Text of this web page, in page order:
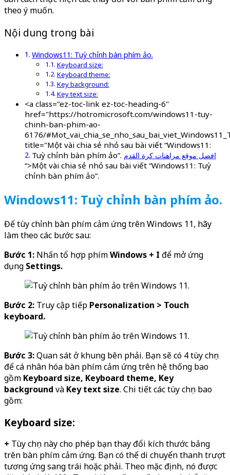
theo ý muốn.
Nội dung trong bài
Windows11: Tuỳ chỉnh bàn phím ảo.
Keyboard size:
Keyboard theme:
Key background:
Key text size:
<a class="ez-toc-link ez-toc-heading-6"
href="https://hotromicrosoft.com/windows11-tuy-
chinh-ban-phim-ao-
6176/
title="Một vài chia sẻ nhỏ sau bài viết “Windows11:
Tuỳ chỉnh bàn phím ảo”. افضل موقع مراهنات كرة القدم
“>Một vài chia sẻ nhỏ sau bài viết “Windows11: Tuỳ
chỉnh bàn phím ảo”.
Windows11: Tuỳ chỉnh bàn phím ảo.
Để tùy chỉnh bàn phím cảm ứng trên Windows 11, hãy
làm theo các bước sau:
Bước 1: Nhấn tổ hợp phímWindows + I để mở ứng
dụng Settings.
Bước 2: Truy cập tiếp Personalization > Touch
keyboard.
Bước 3:Quan sát ở khung bên phải. Bạn sẽ có 4 tùy chọn
để cá nhân hóa bàn phím cảm ứng trên hệ thống bao
gồm Keyboard size, Keyboard theme, Key
background và Key text size. Chi tiết các tùy chọn bao
gồm:
Keyboard size:
+ Tùy chọn này cho phép bạn thay đổi kích thước bảng
trên bàn phím cảm ứng. Bạn có thể di chuyển thanh trượt
tương ứng sang trái hoặc phải. Theo mặc định, nó được